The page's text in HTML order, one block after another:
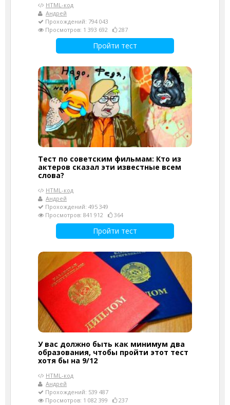
HTML-код
Андрей
Прохождений: 794 043
Просмотров: 1 393 692
287
Пройти тест
Тест по советским фильмам: Кто из
актеров сказал эти известные всем
слова?
HTML-код
Андрей
Прохождений: 495 349
Просмотров: 841 912
364
Пройти тест
У вас должно быть как минимум два
образования, чтобы пройти этот тест
хотя бы на 9/12
HTML-код
Андрей
Прохождений: 539 487
Просмотров: 1 082 399
237